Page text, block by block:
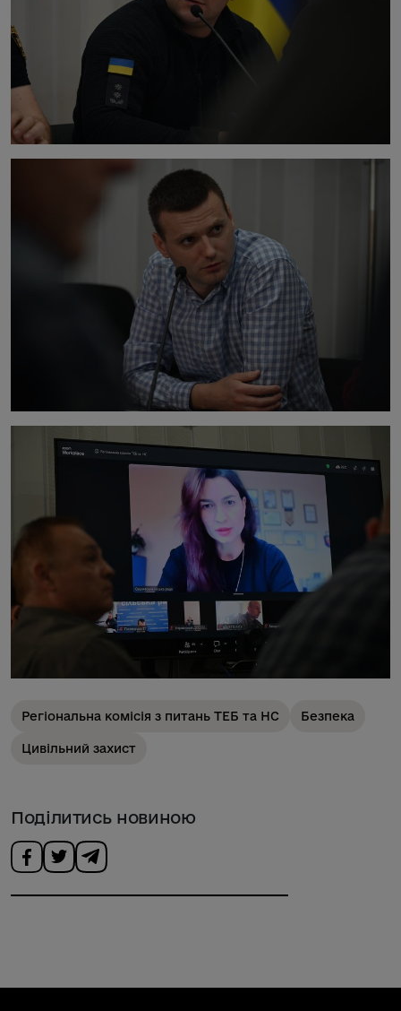
Регіональна комісія з питань ТЕБ та НС Безпека
Цивільний захист
Поділитись новиною